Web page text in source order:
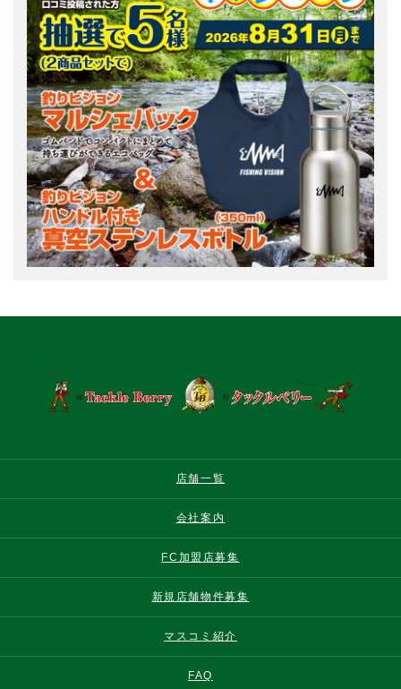
店舗一覧
会社案内
FC加盟店募集
新規店舗物件募集
マスコミ紹介
FAQ